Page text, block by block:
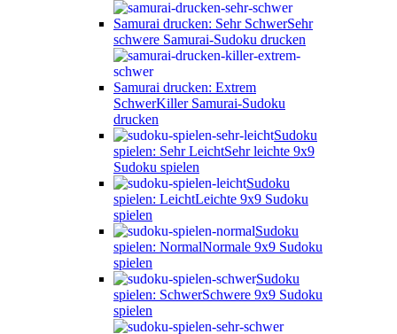
Samurai drucken: Sehr SchwerSehr
schwere Samurai-Sudoku drucken
Samurai drucken: Extrem
SchwerKiller Samurai-Sudoku
drucken
Sudoku
spielen: Sehr LeichtSehr leichte 9x9
Sudoku spielen
Sudoku
spielen: LeichtLeichte 9x9 Sudoku
spielen
Sudoku
spielen: NormalNormale 9x9 Sudoku
spielen
Sudoku
spielen: SchwerSchwere 9x9 Sudoku
spielen